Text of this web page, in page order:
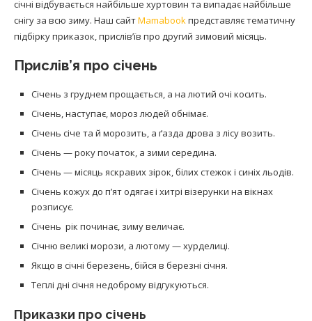
січні відбувається найбільше хуртовин та випадає найбільше
снігу за всю зиму. Наш сайтMamabookпредставляє тематичну
підбірку приказок, прислів’їв про другий зимовий місяць.
Прислів’я про січень
Січень з груднем прощається, а на лютий очі косить.
Січень, наступає, мороз людей обнімає.
Січень січе та й морозить, а ґазда дрова з лісу возить.
Січень — року початок, а зими середина.
Січень — місяць яскравих зірок, білих стежок і синіх льодів.
Січень кожух до п’ят одягає і хитрі візерунки на вікнах
розписує.
Січень рік починає, зиму величає.
Січню великі морози, а лютому — хурделиці.
Якщо в січні березень, бійся в березні січня.
Теплі дні січня недоброму відгукуються.
Приказки про січень